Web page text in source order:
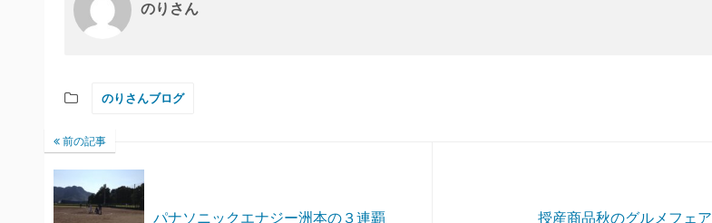
のりさん
のりさんブログ
前の記事
パナソニックエナジー洲本の３連覇 授産商品秋のグルメフェア